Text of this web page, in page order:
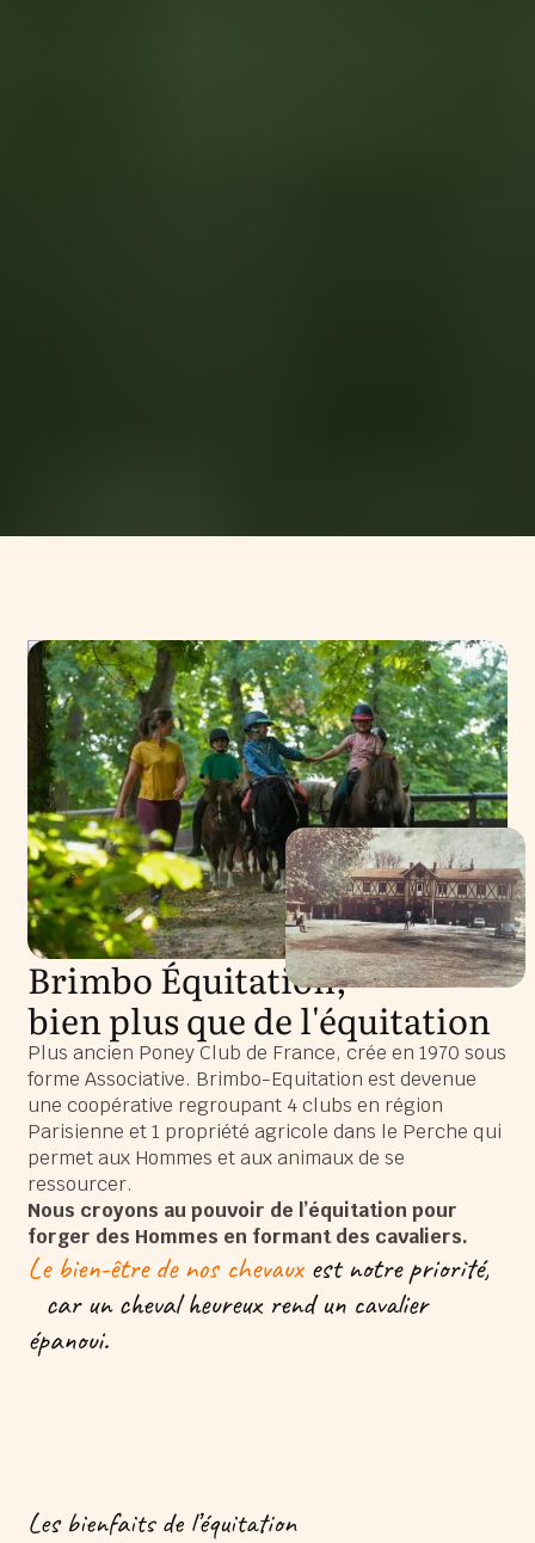
Brimbo Équitation,
bien plus que de l'équitation
Plus ancien Poney Club de France, crée en 1970 sous
forme Associative. Brimbo-Equitation est devenue
une coopérative regroupant 4 clubs en région
Parisienne et 1 propriété agricole dans le Perche qui
permet aux Hommes et aux animaux de se
ressourcer.
Nous croyons au pouvoir de l’équitation pour
forger des Hommes en formant des cavaliers.
Le bien-être de nos chevauxest notre priorité,
car un cheval heureux rend un cavalier
épanoui.
Les bienfaits de l’équitation